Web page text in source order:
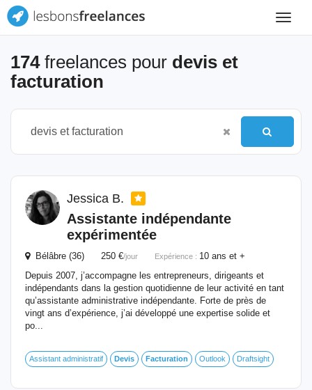
Toggle
174freelances pour devis et
facturation
Jessica B.
Assistante indépendante
expérimentée
Bélâbre (36) 250 €/jour Expérience : 10 ans et +
Depuis 2007, j’accompagne les entrepreneurs, dirigeants et
indépendants dans la gestion quotidienne de leur activité en tant
qu’assistante administrative indépendante. Forte de près de
vingt ans d’expérience, j’ai développé une expertise solide et
po...
Assistant administratif Devis Facturation Outlook Draftsight